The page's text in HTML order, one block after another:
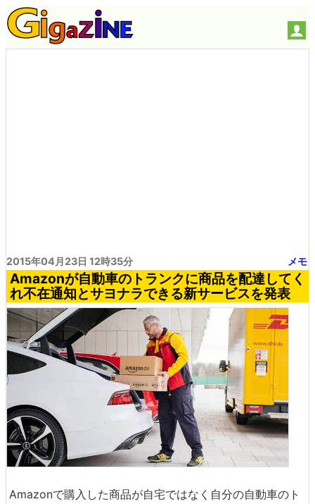
2015年04月23日 12時35分 メモ
Amazonが自動車のトランクに商品を配達してく
れ不在通知とサヨナラできる新サービスを発表
Amazonで購入した商品が自宅ではなく自分の自動車のト